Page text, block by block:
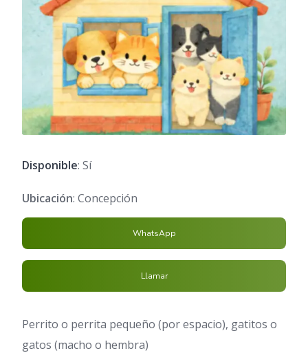
Disponible: Sí
Ubicación: Concepción
WhatsApp
Llamar
Perrito o perrita pequeño (por espacio), gatitos o
gatos (macho o hembra)